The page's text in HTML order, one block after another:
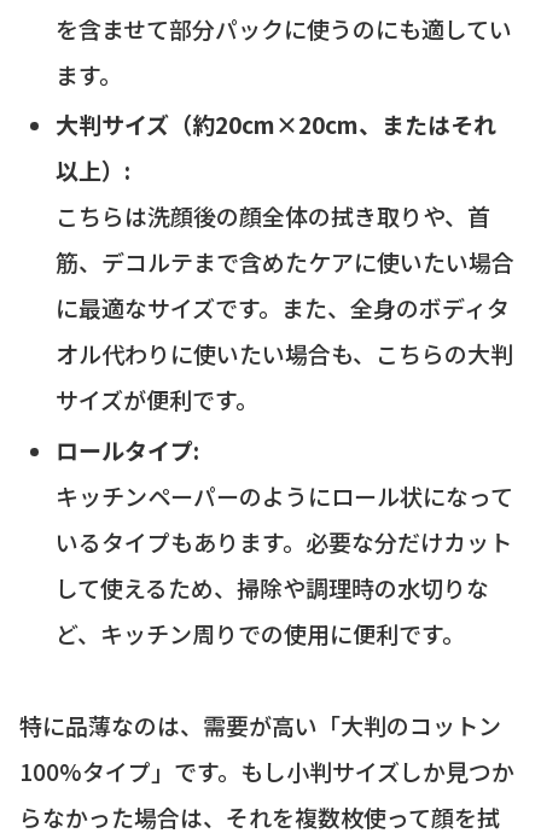
を含ませて部分パックに使うのにも適してい
ます。
大判サイズ（約20cm×20cm、またはそれ
以上）:
こちらは洗顔後の顔全体の拭き取りや、首
筋、デコルテまで含めたケアに使いたい場合
に最適なサイズです。また、全身のボディタ
オル代わりに使いたい場合も、こちらの大判
サイズが便利です。
ロールタイプ:
キッチンペーパーのようにロール状になって
いるタイプもあります。必要な分だけカット
して使えるため、掃除や調理時の水切りな
ど、キッチン周りでの使用に便利です。
特に品薄なのは、需要が高い「大判のコットン
100%タイプ」です。もし小判サイズしか見つか
らなかった場合は、それを複数枚使って顔を拭